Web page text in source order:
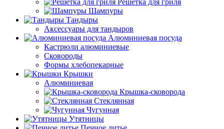
Решетка для гриля
Шампуры
Тандыры
Аксессуары для тандыров
Алюминиевая посуда
Кастрюли алюминиевые
Сковороды
Формы хлебопекарные
Крышки
Алюминиевая
Крышка-сковорода
Стеклянная
Чугунная
Утятницы